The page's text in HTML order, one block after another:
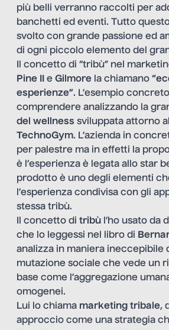
più belli verranno raccolti per
banchetti ed eventi. Tutto
svolto con grande passione ed
di ogni piccolo elemento del
Il concetto di “tribù” nel
Pine II
e Gilmore la chiamano
esperienze”. L’esempio
comprendere analizzando la
del wellness sviluppata attorno
TechnoGym. L’azienda in
per palestre ma in effetti la
è l’esperienza è legata allo star
prodotto è uno degli elementi
l’esperienza condivisa con gli
stessa tribù.
Il concetto di tribù l’ho usato da
che lo leggessi nel libro di
analizza in maniera ineccepibile
mutazione sociale che vede un
base come l’aggregazione
omogenei.
Lui lo chiama marketing tribale,
approccio come una strategia